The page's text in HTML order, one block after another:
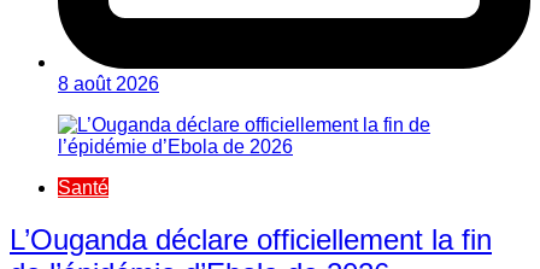
8 août 2026
Santé
L’Ouganda déclare officiellement la fin